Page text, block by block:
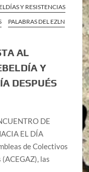
Y RESISTENCIAS
PALABRAS DEL EZLN
AL
Y
DESPUÉS
DE
EL DÍA
de Colectivos
las